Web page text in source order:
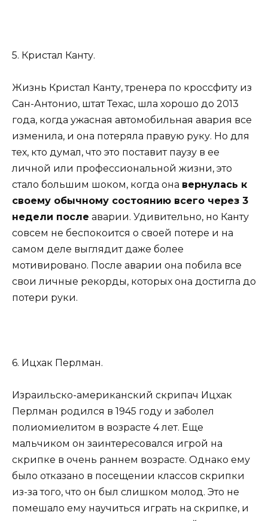
5. Кристал Канту.
Жизнь Кристал Канту, тренера по кроссфиту из
Сан-Антонио, штат Техас, шла хорошо до 2013
года, когда ужасная автомобильная авария все
изменила, и она потеряла правую руку. Но для
тех, кто думал, что это поставит паузу в ее
личной или профессиональной жизни, это
стало большим шоком, когда она вернулась к
своему обычному состоянию всего через 3
недели после аварии. Удивительно, но Канту
совсем не беспокоится о своей потере и на
самом деле выглядит даже более
мотивировано. После аварии она побила все
свои личные рекорды, которых она достигла до
потери руки.
6. Ицхак Перлман.
Израильско-американский скрипач Ицхак
Перлман родился в 1945 году и заболел
полиомиелитом в возрасте 4 лет. Еще
мальчиком он заинтересовался игрой на
скрипке в очень раннем возрасте. Однако ему
было отказано в посещении классов скрипки
из-за того, что он был слишком молод. Это не
помешало ему научиться играть на скрипке, и